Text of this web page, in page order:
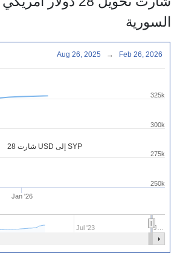
السورية
شارت 28 USD إلى SYP
Jan '26
Jul '23 J…
300k
250k
275k
325k
Aug 26, 2025 → Feb 26, 2026